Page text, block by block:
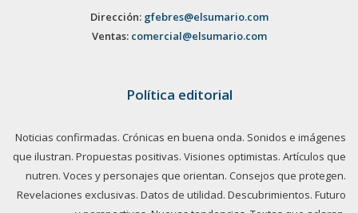
Dirección: gfebres@elsumario.com
Ventas: comercial@elsumario.com
Política editorial
Noticias confirmadas. Crónicas en buena onda. Sonidos e imágenes
que ilustran. Propuestas positivas. Visiones optimistas. Artículos que
nutren. Voces y personajes que orientan. Consejos que protegen.
Revelaciones exclusivas. Datos de utilidad. Descubrimientos. Futuro